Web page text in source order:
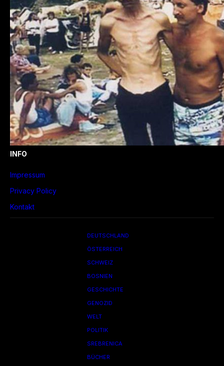
INFO
Impressum
Privacy Policy
Kontakt
DEUTSCHLAND
ÖSTERREICH
SCHWEIZ
BOSNIEN
GESCHICHTE
GENOZID
WELT
POLITIK
SREBRENICA
BÜCHER